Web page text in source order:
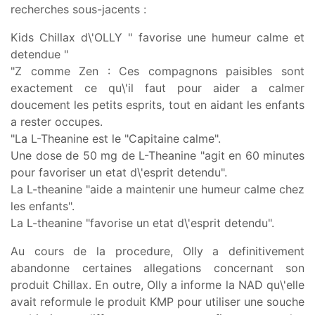
recherches sous-jacents :
Kids Chillax d\'OLLY " favorise une humeur calme et
detendue "
"Z comme Zen : Ces compagnons paisibles sont
exactement ce qu\'il faut pour aider a calmer
doucement les petits esprits, tout en aidant les enfants
a rester occupes.
"La L-Theanine est le "Capitaine calme".
Une dose de 50 mg de L-Theanine "agit en 60 minutes
pour favoriser un etat d\'esprit detendu".
La L-theanine "aide a maintenir une humeur calme chez
les enfants".
La L-theanine "favorise un etat d\'esprit detendu".
Au cours de la procedure, Olly a definitivement
abandonne certaines allegations concernant son
produit Chillax. En outre, Olly a informe la NAD qu\'elle
avait reformule le produit KMP pour utiliser une souche